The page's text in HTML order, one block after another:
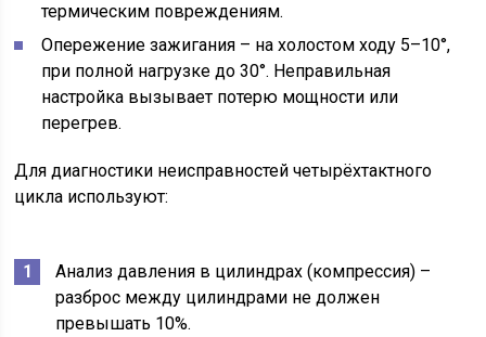
термическим повреждениям.
Опережение зажигания – на холостом ходу 5–10°,
при полной нагрузке до 30°. Неправильная
настройка вызывает потерю мощности или
перегрев.
Для диагностики неисправностей четырёхтактного
цикла используют:
Анализ давления в цилиндрах (компрессия) –
разброс между цилиндрами не должен
превышать 10%.